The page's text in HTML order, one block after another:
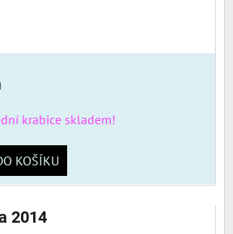
krabice skladem!
KOŠÍKU
2014